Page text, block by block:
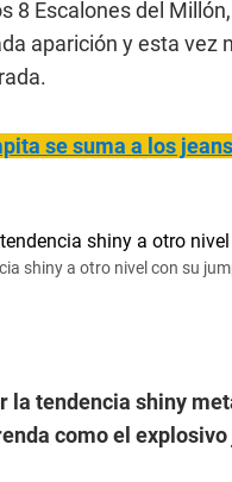
8 Escalones del Millón,
aparición y esta
se suma a los
shiny a otro nivel con su
la tendencia shiny
como el